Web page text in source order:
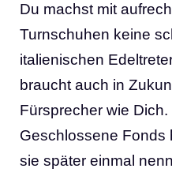
Du machst mit
Turnschuhen keine
italienischen
braucht auch in
Fürsprecher wie
Geschlossene Fonds
sie später einmal